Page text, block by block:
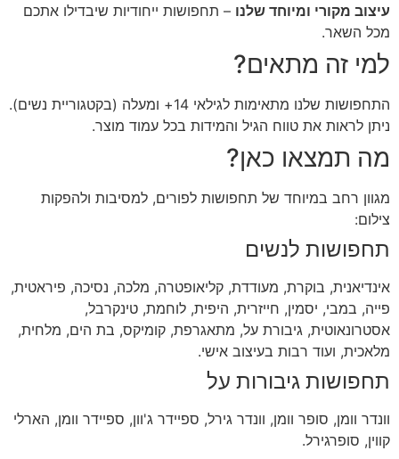
עיצוב מקורי ומיוחד שלנו – תחפושות ייחודיות שיבדילו אתכם
מכל השאר.
למי זה מתאים?
התחפושות שלנו מתאימות לגילאי 14+ ומעלה (בקטגוריית נשים).
ניתן לראות את טווח הגיל והמידות בכל עמוד מוצר.
מה תמצאו כאן?
מגוון רחב במיוחד של תחפושות לפורים, למסיבות ולהפקות
צילום:
תחפושות לנשים
אינדיאנית, בוקרת, מעודדת, קליאופטרה, מלכה, נסיכה, פיראטית,
פייה, במבי, יסמין, חייזרית, היפית, לוחמת, טינקרבל,
אסטרונאוטית, גיבורת על, מתאגרפת, קומיקס, בת הים, מלחית,
מלאכית, ועוד רבות בעיצוב אישי.
תחפושות גיבורות על
וונדר וומן, סופר וומן, וונדר גירל, ספיידר ג'וון, ספיידר וומן, הארלי
קווין, סופרגירל.